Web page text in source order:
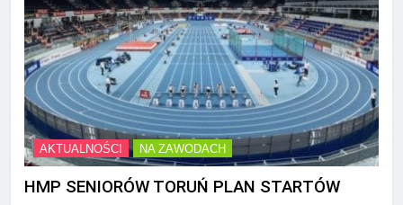
AKTUALNOŚCI NA ZAWODACH
HMP SENIORÓW TORUŃ PLAN STARTÓW